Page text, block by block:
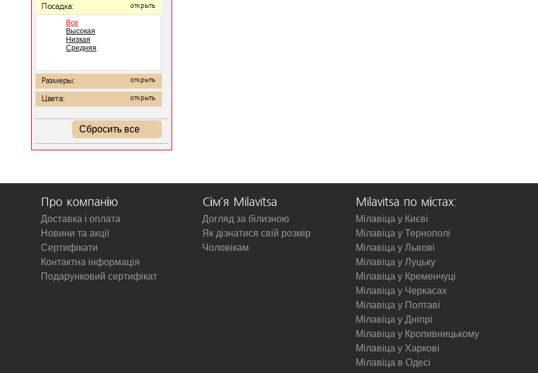
Посадка: открыть
Все
Высокая
Низкая
Средняя
Размеры: открыть
Цвета: открыть
Сбросить все
Про компанію
Доставка і оплата
Новини та акції
Сертифікати
Контактна інформація
Подарунковий сертифікат
Сім'я Milavitsa
Догляд за білизною
Як дізнатися свій розмір
Чоловікам
Milavitsa по містах:
Мілавіца у Києві
Мілавіца у Тернополі
Мілавіца у Львові
Мілавіца у Луцьку
Мілавіца у Кременчуці
Мілавіца у Черкасах
Мілавіца у Полтаві
Мілавіца у Дніпрі
Мілавіца у Кропивницькому
Мілавіца у Харкові
Мілавіца в Одесі